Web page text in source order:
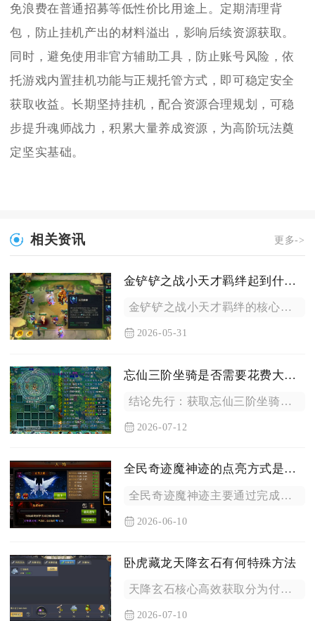
免浪费在普通招募等低性价比用途上。定期清理背
包，防止挂机产出的材料溢出，影响后续资源获取。
同时，避免使用非官方辅助工具，防止账号风险，依
托游戏内置挂机功能与正规托管方式，即可稳定安全
获取收益。长期坚持挂机，配合资源合理规划，可稳
步提升魂师战力，积累大量养成资源，为高阶玩法奠
定坚实基础。
相关资讯 更多->
金铲铲之战小天才羁绊起到什么作用
金铲铲之战小天才羁绊的核心作用是每回合随机生成限时改装武器，...
2026-05-31
忘仙三阶坐骑是否需要花费大量金币才能获得
结论先行：获取忘仙三阶坐骑并不需要消耗大量金币，合理规划日常...
2026-07-12
全民奇迹魔神迹的点亮方式是什么
全民奇迹魔神迹主要通过完成对应主线任务、解锁魔神图鉴、达成指...
2026-06-10
卧虎藏龙天降玄石有何特殊方法
天降玄石核心高效获取分为付费直购、地图奇遇碎片搜集、团队BO...
2026-07-10